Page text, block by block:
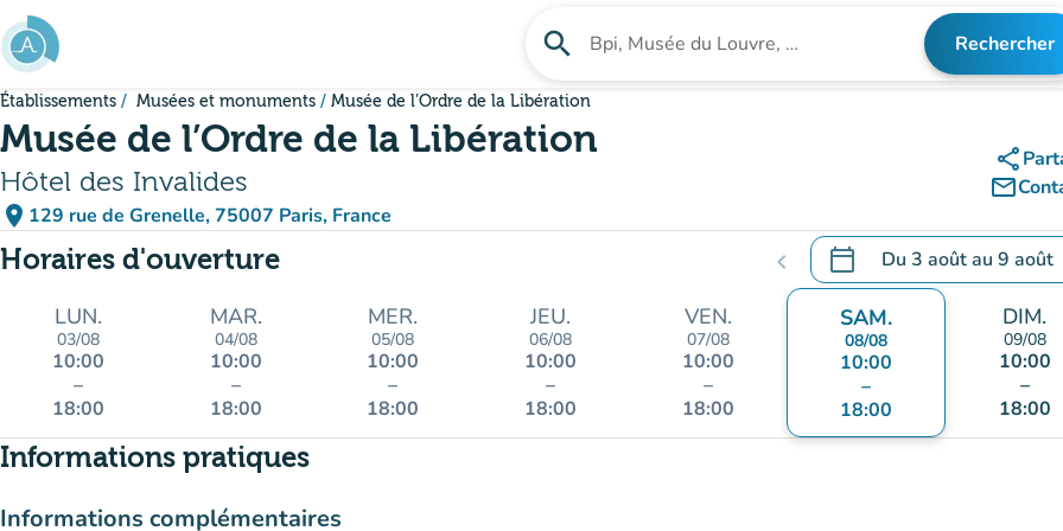
Aller au contenu principal
search Rechercher un établissement Rechercher
Établissements Musées et monuments Musée de l’Ordre de la Libération
Musée de l’Ordre de la Libération
Hôtel des Invalides
place 129 rue de Grenelle, 75007 Paris, France
(ouvrir dans Google Maps)
(nouvel onglet)
share
mail_outline
Horaires d'ouverture chevron_left calendar_today Du 3 aoûtau 9 août
.Ouvrir le calendrier pour
LUN.
03/08
10:00
–
18:00
MAR.
04/08
10:00
–
18:00
MER.
05/08
10:00
–
18:00
JEU.
06/08
10:00
–
18:00
VEN.
07/08
10:00
–
18:00
SAM.
08/08
10:00
–
18:00
DIM.
09/08
10:00
–
18:00
Informations pratiques
Informations complémentaires